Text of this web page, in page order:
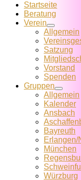
Startseite
Beratung
Verein
Allgemein
Satzung
Vorstand
Spenden
Gruppen
Allgemein
Kalender
Ansbach
Bayreuth
Erlangen/
München
Würzburg